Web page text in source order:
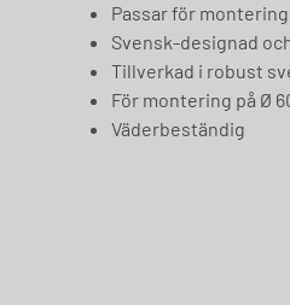
Passar för
Svensk-designad
Tillverkad i robust
För montering på Ø
Väderbeständig